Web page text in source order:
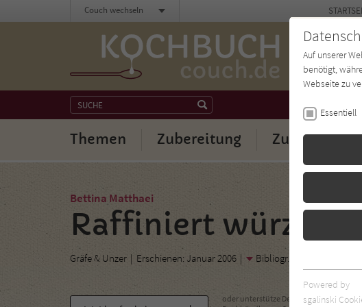
Themen Zubereitung Zutaten
Couch wechseln
Bettina Matthaei
Raffiniert würzen
Gräfe & Unzer Erschienen: Januar 2006 Bibliogr. Angaben
oder unterstütze Deinen
Auf unserer
benötigt,
Webseite zu
Essentiell
Essentielle
benötigt.
Powered by
sgalinski